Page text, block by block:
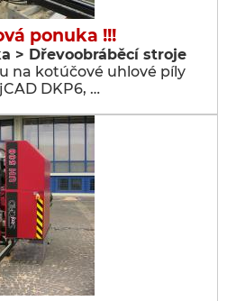
ponuka !!!
> Dřevoobráběcí stroje
na kotúčové uhlové píly
DKP6, …